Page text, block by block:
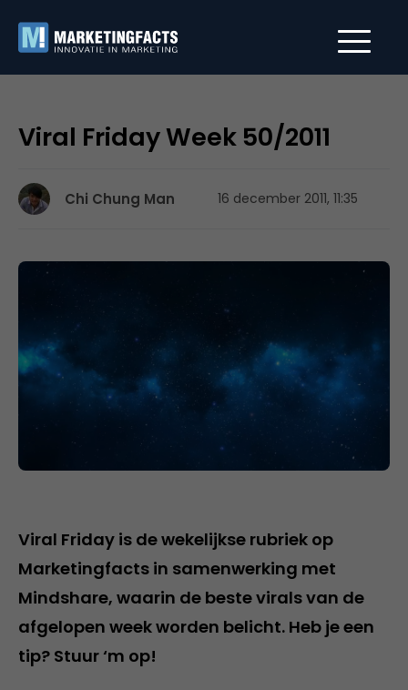
Viral Friday Week 50/2011
Chi Chung Man 16 december 2011, 11:35
Viral Friday is de wekelijkse rubriek op
Marketingfacts in samenwerking met
Mindshare, waarin de beste virals van de
afgelopen week worden belicht. Heb je een
tip? Stuur ‘m op!